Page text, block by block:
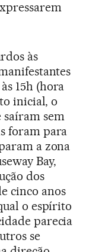
às
15h (hora
inicial, o
saíram sem
foram para
a zona
Bay,
dos
cinco anos
o espírito
parecia
se